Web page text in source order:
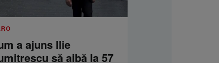
a ajuns Ilie
să aibă la 57